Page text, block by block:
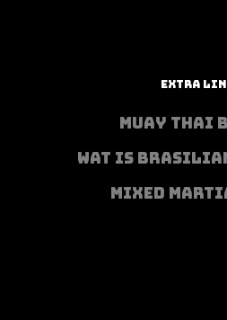
EXTRA
MUAY THAI
WAT IS
MIXED